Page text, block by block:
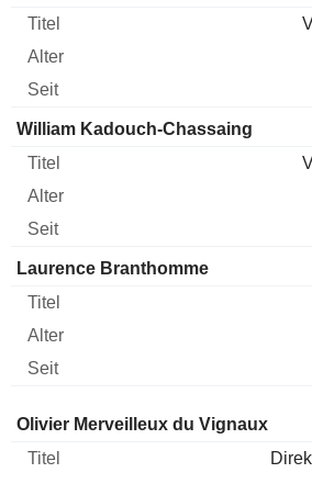
William Kadouch-Chassaing
Laurence Branthomme
Verwaltungsratsmitglied Titel Alter
Olivier Merveilleux du Vignaux